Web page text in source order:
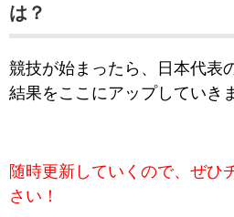
は？
競技が始まったら、日本代表
結果をここにアップしていき
随時更新していくので、ぜひ
さい！